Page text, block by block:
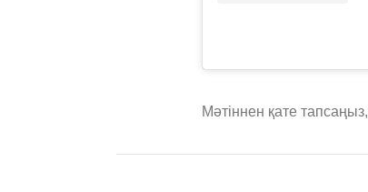
Мәтіннен қате тапсаңыз,